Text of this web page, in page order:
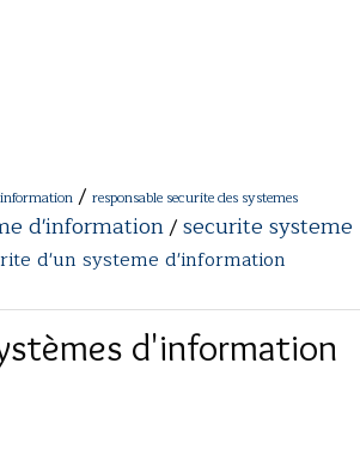
/ responsable securite des systemes
d'information/securite systeme
d'un systeme d'information
d'information